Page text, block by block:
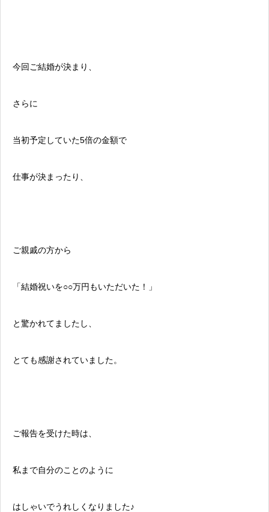
今回ご結婚が決まり、
さらに
当初予定していた5倍の金額で
仕事が決まったり、
ご親戚の方から
「結婚祝いを○○万円もいただいた！」
と驚かれてましたし、
とても感謝されていました。
ご報告を受けた時は、
私まで自分のことのように
はしゃいでうれしくなりました♪